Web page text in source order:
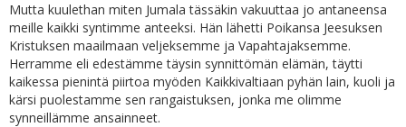
Mutta kuulethan miten Jumala tässäkin vakuuttaa jo antaneensa
meille kaikki syntimme anteeksi. Hän lähetti Poikansa Jeesuksen
Kristuksen maailmaan veljeksemme ja Vapahtajaksemme.
Herramme eli edestämme täysin synnittömän elämän, täytti
kaikessa pienintä piirtoa myöden Kaikkivaltiaan pyhän lain, kuoli ja
kärsi puolestamme sen rangaistuksen, jonka me olimme
synneillämme ansainneet.